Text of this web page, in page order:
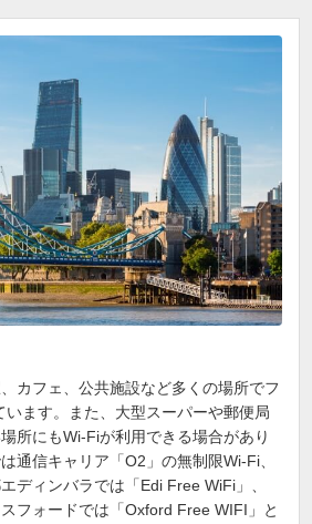
カフェ、公共施設など多くの場所でフ
います。また、大型スーパーや郵便局
所にもWi-Fiが利用できる場合があり
通信キャリア「O2」の無制限Wi-Fi、
ディンバラでは「Edi Free WiFi」、
フォードでは「Oxford Free WIFI」と